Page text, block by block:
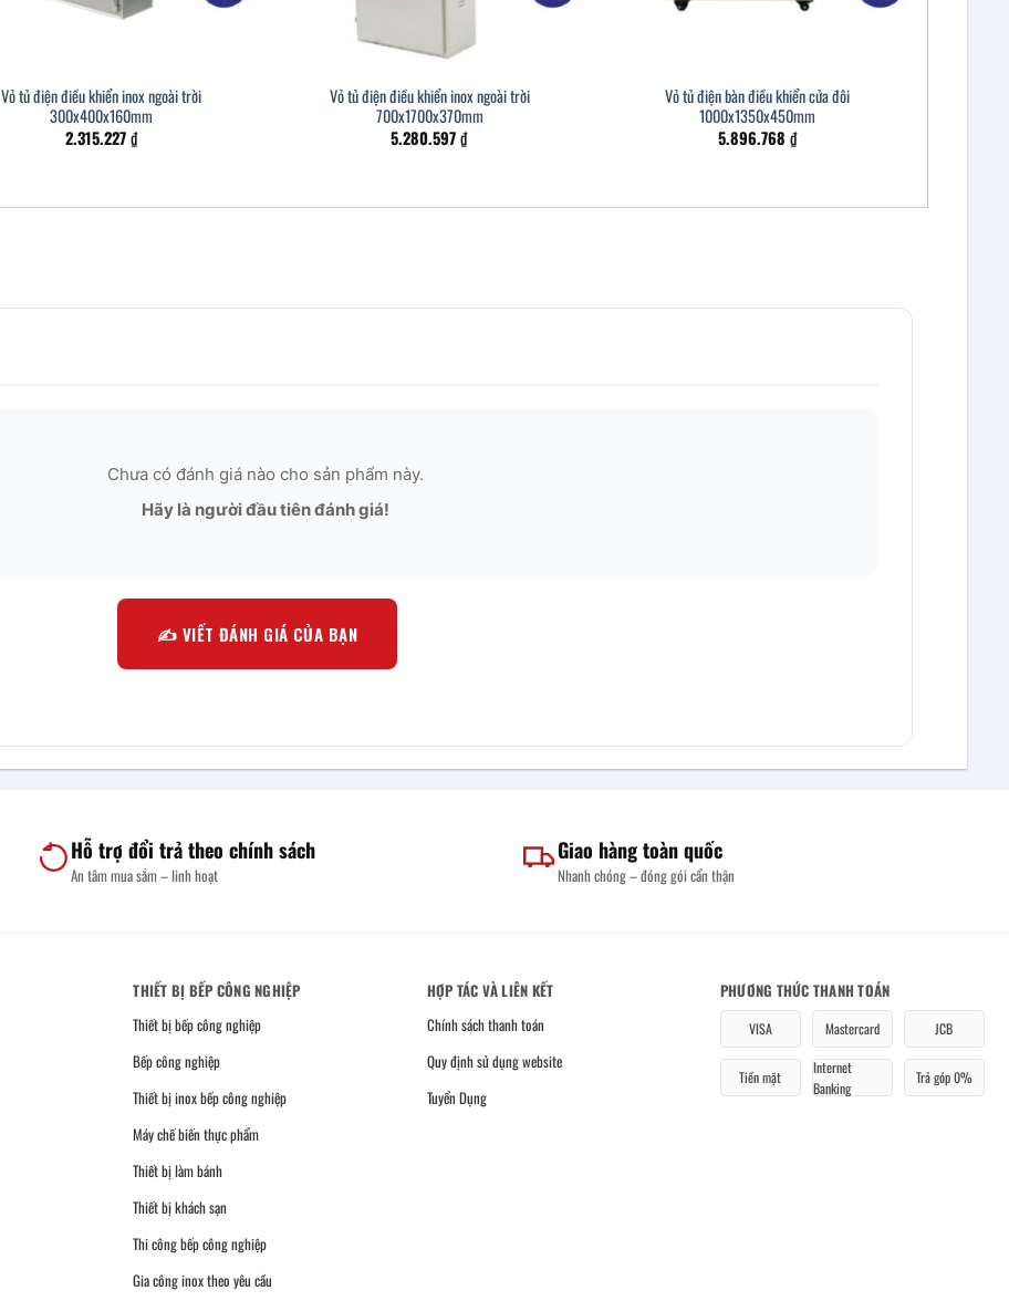
Vỏ tủ điện điều khiển inox ngoài trời
300x400x160mm
2.315.227₫
Vỏ tủ điện điều khiển inox ngoài trời
700x1700x370mm
5.280.597₫
Vỏ tủ điện bàn điều khiển cửa đôi
1000x1350x450mm
5.896.768 ₫
Chưa có đánh giá nào cho sản phẩm này.
Hãy là người đầu tiên đánh giá!
✍️ VIẾT ĐÁNH GIÁ CỦA BẠN
Hỗ trợ đổi trả theo chính sách
An tâm mua sắm – linh hoạt
Giao hàng toàn quốc
Nhanh chóng – đóng gói cẩn thận
THIẾT BỊ BẾP CÔNG NGHIỆP
Thiết bị bếp công nghiệp
Bếp công nghiệp
Thiết bị inox bếp công nghiệp
Máy chế biến thực phẩm
Thiết bị làm bánh
Thiết bị khách sạn
Thi công bếp công nghiệp
Gia công inox theo yêu cầu
HỢP TÁC VÀ LIÊN KẾT
Chính sách thanh toán
Quy định sử dụng website
Tuyển Dụng
PHƯƠNG THỨC THANH TOÁN
VISA Mastercard JCB
Tiền mặt
Internet
Banking
Trả góp 0%